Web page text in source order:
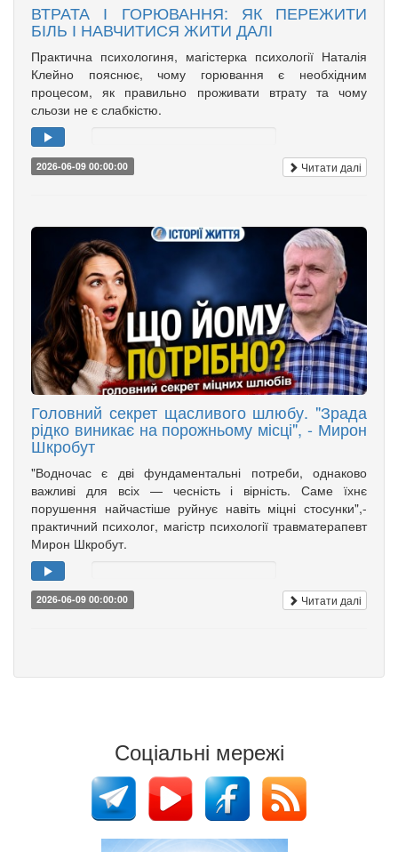
ВТРАТА І ГОРЮВАННЯ: ЯК ПЕРЕЖИТИ
БІЛЬ І НАВЧИТИСЯ ЖИТИ ДАЛІ
Практична психологиня, магістерка психології Наталія
Клейно пояснює, чому горювання є необхідним
процесом, як правильно проживати втрату та чому
сльози не є слабкістю.
2026-06-09 00:00:00 Читати далі
Головний секрет щасливого шлюбу. "Зрада
рідко виникає на порожньому місці", - Мирон
Шкробут
"Водночас є дві фундаментальні потреби, однаково
важливі для всіх — чесність і вірність. Саме їхнє
порушення найчастіше руйнує навіть міцні стосунки",-
практичний психолог, магістр психології травматерапевт
Мирон Шкробут.
2026-06-09 00:00:00 Читати далі
Соціальні мережі